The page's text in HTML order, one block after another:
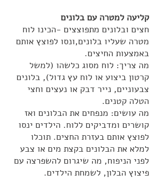
קליעה למטרה עם בלונים
חצים ובלונים מתפוצצים -הכינו לוח
מטרה שעליו בלונים,ונסו לפוצץ אותם
באמצעות החיצים.
מה צריך: לוח מסוג כלשהו (למשל
קרטון ביצוע או לוח עץ גדול), בלונים
צבעוניים, נייר דבק או נעצים וחצי
הטלה קטנים.
מה עושים: מנפחים את הבלונים ואז
קושרים ומדביקים ללוח. הילדים ינסו
לפוצץ אותם בעזרת החצים. תוכלו
למלא את הבלונים בקצת מים או צבע
לפני הניפוח, מה שיגרום להשפרצה עם
פיצוץ הבלון, לשמחת הילדים.